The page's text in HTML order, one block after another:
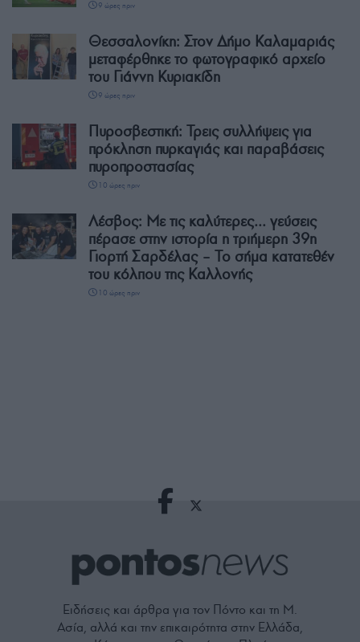
9 ώρες πριν
Θεσσαλονίκη: Στον Δήμο Καλαμαριάς
μεταφέρθηκε το φωτογραφικό αρχείο
του Γιάννη Κυριακίδη
9 ώρες πριν
Πυροσβεστική: Τρεις συλλήψεις για
πρόκληση πυρκαγιάς και παραβάσεις
πυροπροστασίας
10 ώρες πριν
Λέσβος: Με τις καλύτερες… γεύσεις
πέρασε στην ιστορία η τριήμερη 39η
Γιορτή Σαρδέλας – Το σήμα κατατεθέν
του κόλπου της Καλλονής
10 ώρες πριν
Ειδήσεις και άρθρα για τον Πόντο και τη Μ.
Ασία, αλλά και την επικαιρότητα στην Ελλάδα,